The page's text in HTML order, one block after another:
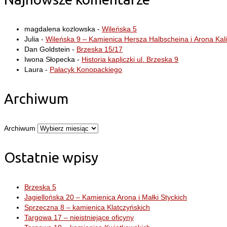
magdalena kozlowska - Wileńska 5
Julia - Wileńska 9 – Kamienica Hersza Halbscheina i Arona
Dan Goldstein - Brzeska 15/17
Iwona Słopecka - Historia kapliczki ul. Brzeska 9
Laura - Pałacyk Konopackiego
Archiwum
Archiwum
Ostatnie wpisy
Brzeska 5
Jagiellońska 20 – Kamienica Arona i Małki Styckich
Sprzeczna 8 – kamienica Klatczyńskich
Targowa 17 – nieistniejące oficyny